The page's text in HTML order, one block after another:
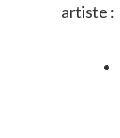
artiste :